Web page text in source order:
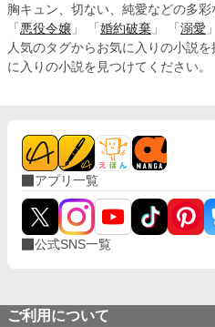
胸キュン、切ない、純愛などの多彩
「 悪役令嬢 」 「 婚約破棄 」 「 溺愛
人気のタグからお気に入りの小説
に入りの小説を見つけてください。
アプリ一覧
公式SNS一覧
ご利用について